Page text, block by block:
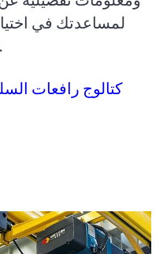
لمساعدتك في
الرفع والتشغيل الخاصة بك.
كتالوج رافعات